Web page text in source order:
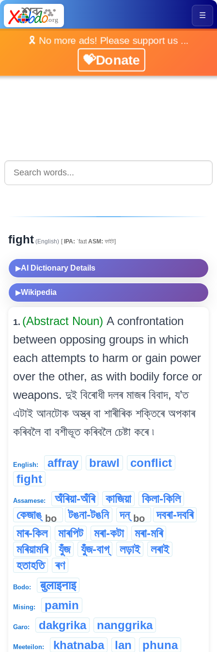
☰
🎗️ No more ads! Please support us ...
💝Donate
fight (English) [IPA: ˈfaɪtASM: ফাইট]
▶AI Dictionary Details
▶Wikipedia
1. (Abstract Noun) A confrontation
between opposing groups in which
each attempts to harm or gain power
over the other, as with bodily force or
weapons. দুই বিৰোধী দলৰ মাজৰ বিবাদ, য’ত
এটাই আনটোক অস্ত্ৰ বা শাৰীৰিক শক্তিৰে অপকাৰ
কৰিবলৈ বা বশীভূত কৰিবলৈ চেষ্টা কৰে ৷
English: affray brawl
conflict
fight
Assamese: অঁৰিয়া-অঁৰি কাজিয়া
কিলা-কিলি
কেজাঙ্ bo টঙনা-টঙনি দন্ bo
দবৰা-দবৰি
মাৰ-কিল
মাৰপিট মৰা-কটা
মৰা-মৰি
মৰিয়ামৰি
যুঁজ যুঁজ-বাগ্ লড়াই
লৰাই
হতাহতি
ৰণ
Bodo: बुलाइनाइ
Mising: pamin
Garo: dakgrika nanggrika
Meeteilon: khatnaba lan phuna